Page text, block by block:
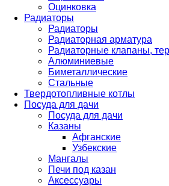
Оцинковка
Радиаторы
Радиаторы
Радиаторная арматура
Радиаторные клапаны,
Алюминиевые
Биметаллические
Стальные
Твердотопливные котлы
Посуда для дачи
Посуда для дачи
Казаны
Афганские
Узбекские
Мангалы
Печи под казан
Аксессуары